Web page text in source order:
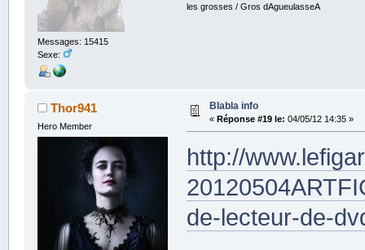
Messages: 15415
Sexe:
les grosses / Gros dAgueulasseA
Thor941
Hero Member
Blabla info
« Réponse #19 le: 04/05/12 14:35 »
http://
de-lecteur-de-